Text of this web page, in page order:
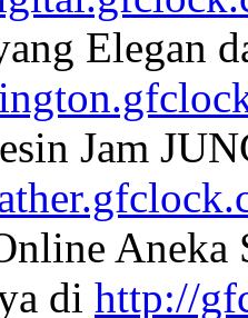
Elegan
Jam
Aneka
di http://